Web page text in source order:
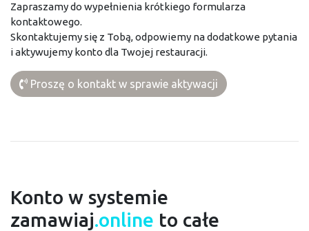
Zapraszamy do wypełnienia krótkiego formularza
kontaktowego.
Skontaktujemy się z Tobą, odpowiemy na dodatkowe pytania
i aktywujemy konto dla Twojej restauracji.
Proszę o kontakt w sprawie aktywacji
Konto w systemie
zamawiaj.online to całe